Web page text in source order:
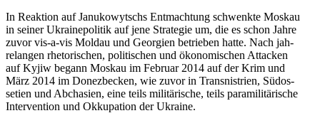
In Reak­tion auf Janu­ko­wytschs Ent­mach­tung schwenkte Moskau
in seiner Ukraine­po­li­tik auf jene Stra­te­gie um, die es schon Jahre
zuvor vis-a-vis Moldau und Geor­gien betrie­ben hatte. Nach jah­
re­lan­gen rhe­to­ri­schen, poli­ti­schen und öko­no­mi­schen Atta­cken
auf Kyjiw begann Moskau im Februar 2014 auf der Krim und
März 2014 im Donez­be­cken, wie zuvor in Trans­nis­trien, Süd­os­
se­tien und Abcha­sien, eine teils mili­tä­ri­sche, teils para­mi­li­tä­ri­sche
Inter­ven­tion und Okku­pa­tion der Ukraine.